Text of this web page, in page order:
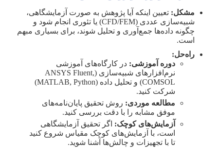
مشکل: تعیین اینکه آیا پژوهش به صورت آزمایشگاهی،
شبیه‌سازی عددی (CFD/FEM) یا تئوری انجام شود و
چگونه داده‌ها جمع‌آوری و تحلیل شوند، برای بسیاری مبهم
است.
راه‌حل:
دوره آموزشی: در کارگاه‌های آموزشی
نرم‌افزارهای شبیه‌سازی (ANSYS Fluent,
COMSOL) و تحلیل داده (MATLAB, Python)
شرکت کنید.
مطالعه موردی: روش تحقیق پایان‌نامه‌های
موفق مشابه را با دقت بررسی کنید.
آزمایش‌های کوچک: اگر تحقیق آزمایشگاهی
است، با آزمایش‌های کوچک مقیاس شروع کنید
تا با تجهیزات و چالش‌ها آشنا شوید.